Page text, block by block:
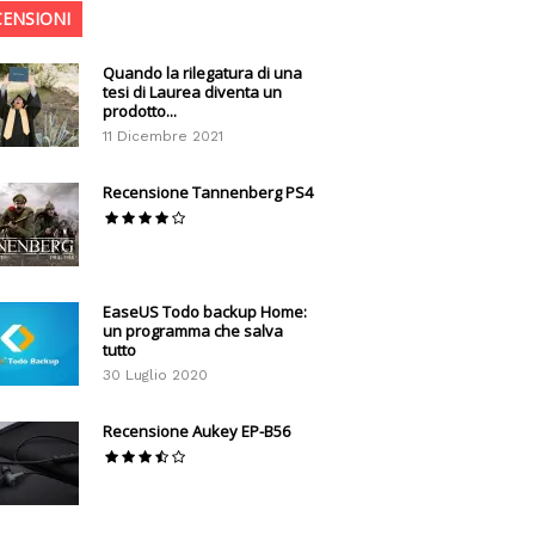
Quando la rilegatura di una
tesi di Laurea diventa un
prodotto...
11 Dicembre 2021
Recensione Tannenberg PS4
EaseUS Todo backup Home:
un programma che salva
tutto
30 Luglio 2020
Recensione Aukey EP-B56